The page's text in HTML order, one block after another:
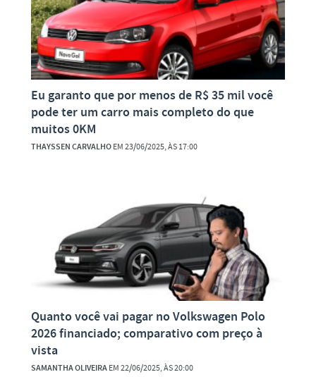
Eu garanto que por menos de R$ 35 mil você
pode ter um carro mais completo do que
muitos 0KM
THAYSSEN CARVALHOEM 23/06/2025, ÀS 17:00
Quanto você vai pagar no Volkswagen Polo
2026 financiado; comparativo com preço à
vista
SAMANTHA OLIVEIRAEM 22/06/2025, ÀS 20:00